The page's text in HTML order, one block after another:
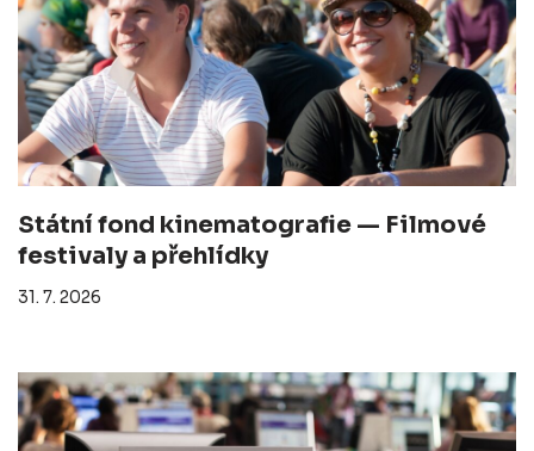
Státní fond kinematografie — Filmové
festivaly a přehlídky
31. 7. 2026